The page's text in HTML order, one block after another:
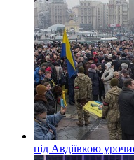
під Авдіївкою